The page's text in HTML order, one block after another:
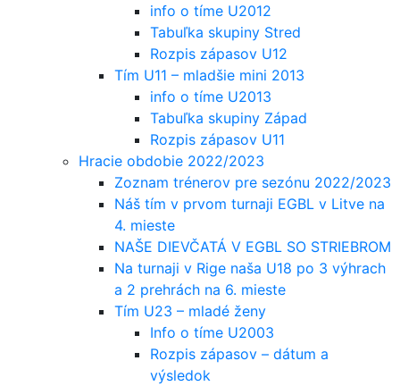
info o tíme U2012
Tabuľka skupiny Stred
Rozpis zápasov U12
Tím U11 – mladšie mini 2013
info o tíme U2013
Tabuľka skupiny Západ
Rozpis zápasov U11
Hracie obdobie 2022/2023
Zoznam trénerov pre sezónu 2022/2023
Náš tím v prvom turnaji EGBL v Litve na
4. mieste
NAŠE DIEVČATÁ V EGBL SO STRIEBROM
Na turnaji v Rige naša U18 po 3 výhrach
a 2 prehrách na 6. mieste
Tím U23 – mladé ženy
Info o tíme U2003
Rozpis zápasov – dátum a
výsledok